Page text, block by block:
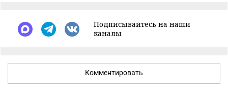
Подписывайтесь на наши
каналы
Комментировать